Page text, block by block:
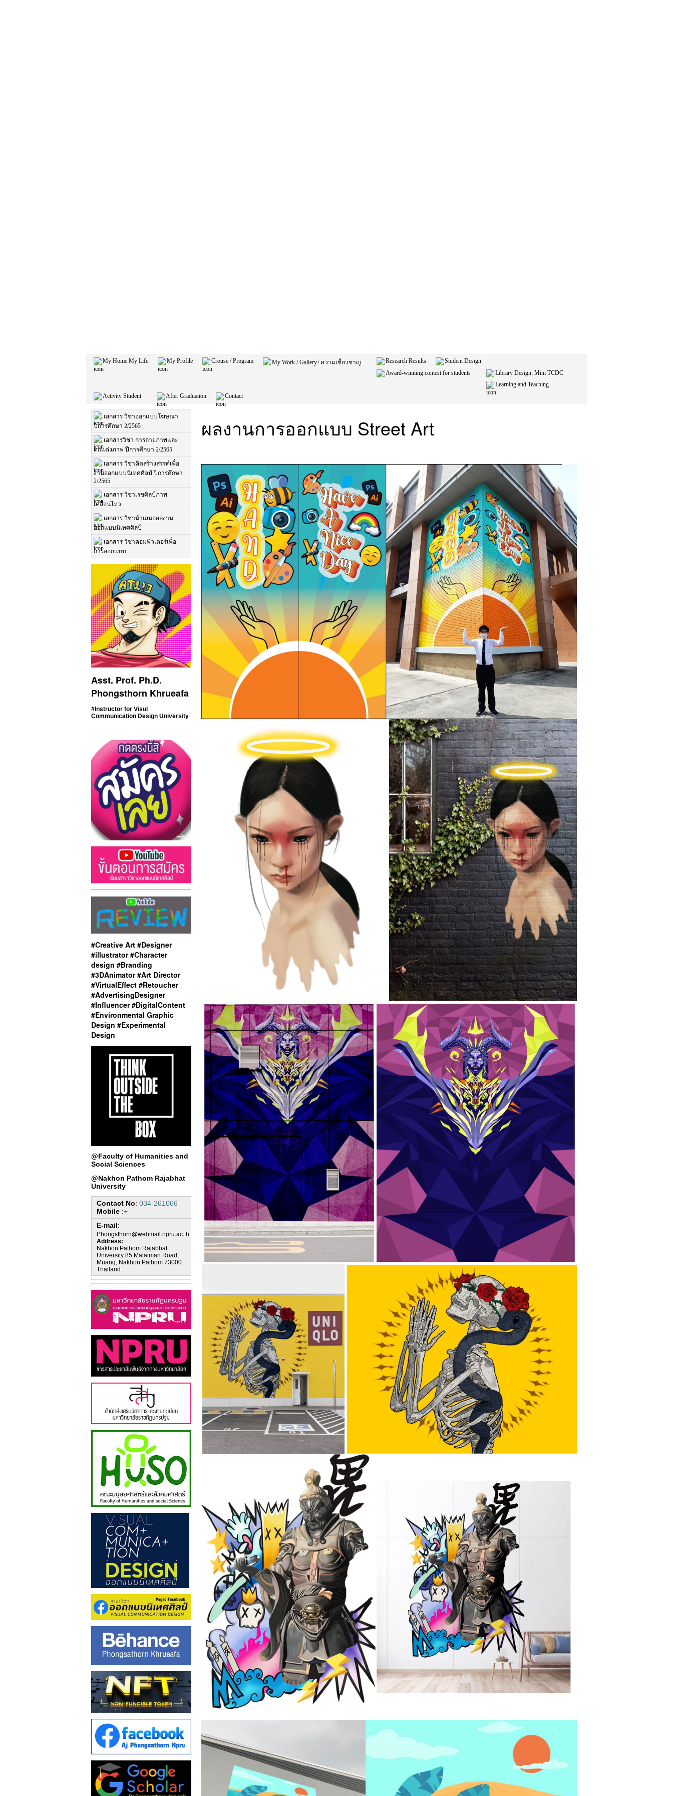
My Home My Life My Profile Crouse / Program My Work / Gallery+ความเชี่ยวชาญ Research Results
Student Design
Award-winning contest for students
Library Design: Mini TCDC
Learning and Teaching
Activity Student
After Graduation Contact
เอกสาร วิชาออกแบบโฆษณา
ปีการศึกษา 2/2565
เอกสารวิชา การถ่ายภาพและ
ตกแต่งภาพ ปีการศึกษา 2/2565
เอกสาร วิชาคิดสร้างสรรค์เพื่อ
งานออกแบบนิเทศศิลป์ ปีการศึกษา
2/2565
เอกสาร วิชาเรขศิลป์ภาพ
เคลื่อนไหว
เอกสาร วิชานำเสนอผลงาน
ออกแบบนิเทศศิลป์
เอกสาร วิชาคอมพิวเตอร์เพื่อ
การออกแบบ
Asst. Prof. Ph.D.
Phongsthorn Khrueafa
#Instructor for Visul
Communication Design University
#Creative Art #Designer
#illustrator #Character
design #Branding
#3DAnimator #Art Director
#VirtualEffect #Retoucher
#AdvertisingDesigner
#Influencer #DigitalContent
#Environmental Graphic
Design #Experimental
Design
@Faculty of Humanities and
Social Sciences
@Nakhon Pathom Rajabhat
University
Contact No: 034-261066
Mobile :+
E-mail:
Phongsthorn@webmail.npru.ac.th
Address:
Nakhon Pathom Rajabhat
University 85 Malaiman Road,
Muang, Nakhon Pathom 73000
Thailand.
ผลงานการออกแบบ Street Art